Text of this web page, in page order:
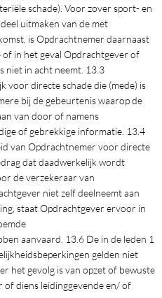
schade). Voor zover sport- en
uitmaken van de met
is Opdrachtnemer daarnaast
of in het geval Opdrachtgever of
niet in acht neemt. 13.3
voor directe schade die (mede) is
bij de gebeurtenis waarop de
van door of namens
of gebrekkige informatie. 13.4
van Opdrachtnemer voor directe
dat daadwerkelijk wordt
de verzekeraar van
niet zelf deelneemt aan
staat Opdrachtgever ervoor in
aanvaard. 13.6 De in de leden 1
gelden niet
het gevolg is van opzet of bewuste
diens leidinggevende en/ of